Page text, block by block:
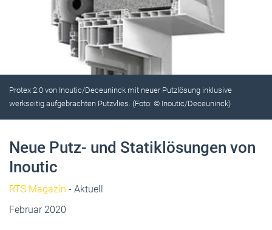
Protex 2.0 von Inoutic/Deceuninck mit neuer Putzlösung inklusive
werkseitig aufgebrachten Putzvlies. (Foto: © Inoutic/Deceuninck)
Neue Putz- und Statiklösungen von
Inoutic
RTS Magazin - Aktuell
Februar 2020